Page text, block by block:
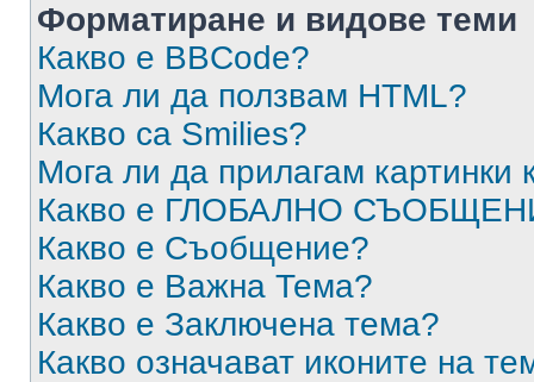
Форматиране и видове теми
Какво е BBCode?
Мога ли да ползвам HTML?
Какво са Smilies?
Мога ли да прилагам
Какво е ГЛОБАЛНО
Какво е Съобщение?
Какво е Важна Тема?
Какво е Заключена тема?
Какво означават иконите на